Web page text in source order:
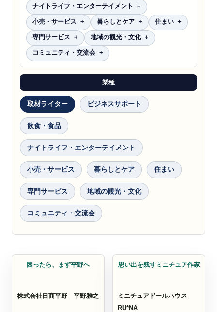
ナイトライフ・エンターテイメント
小売・サービス 暮らしとケア 住まい
専門サービス 地域の観光・文化
コミュニティ・交流会
業種
取材ライター ビジネスサポート
飲食・食品
ナイトライフ・エンターテイメント
小売・サービス 暮らしとケア 住まい
専門サービス 地域の観光・文化
コミュニティ・交流会
困ったら、まず平野へ
株式会社日商平野 平野雅之
思い出を残すミニチュア作家
ミニチュアドールハウス
RU*NA